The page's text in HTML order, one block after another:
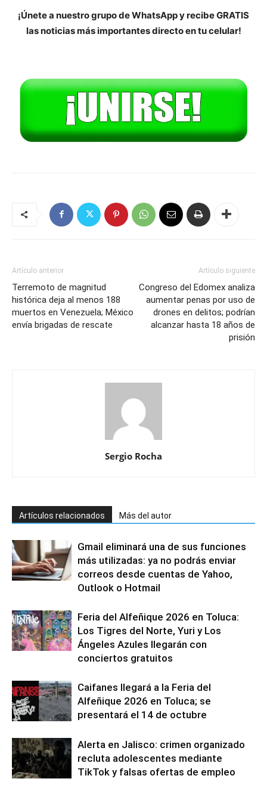
¡Únete a nuestro grupo de WhatsApp y recibe GRATIS
las noticias más importantes directo en tu celular!
Artículo anterior
Terremoto de magnitud
histórica deja al menos 188
muertos en Venezuela; México
envía brigadas de rescate
Artículo siguiente
Congreso del Edomex analiza
aumentar penas por uso de
drones en delitos; podrían
alcanzar hasta 18 años de
prisión
Sergio Rocha
Artículos relacionados Más del autor
Gmail eliminará una de sus funciones
más utilizadas: ya no podrás enviar
correos desde cuentas de Yahoo,
Outlook o Hotmail
Feria del Alfeñique 2026 en Toluca:
Los Tigres del Norte, Yuri y Los
Ángeles Azules llegarán con
conciertos gratuitos
Caifanes llegará a la Feria del
Alfeñique 2026 en Toluca; se
presentará el 14 de octubre
Alerta en Jalisco: crimen organizado
recluta adolescentes mediante
TikTok y falsas ofertas de empleo